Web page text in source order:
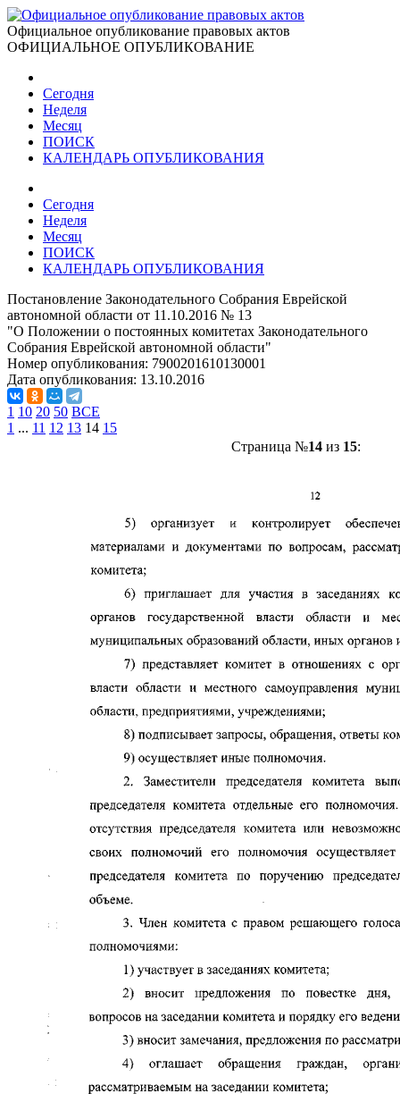
Официальное опубликование правовых актов
ОФИЦИАЛЬНОЕ ОПУБЛИКОВАНИЕ
Сегодня
Неделя
Месяц
ПОИСК
КАЛЕНДАРЬ ОПУБЛИКОВАНИЯ
Сегодня
Неделя
Месяц
ПОИСК
КАЛЕНДАРЬ ОПУБЛИКОВАНИЯ
Постановление Законодательного Собрания Еврейской
автономной области от 11.10.2016 № 13
"О Положении о постоянных комитетах Законодательного
Собрания Еврейской автономной области"
Номер опубликования: 7900201610130001
Дата опубликования: 13.10.2016
1 10 20 50 ВСЕ
1 ... 11 12 13 14 15
Страница №14из 15: